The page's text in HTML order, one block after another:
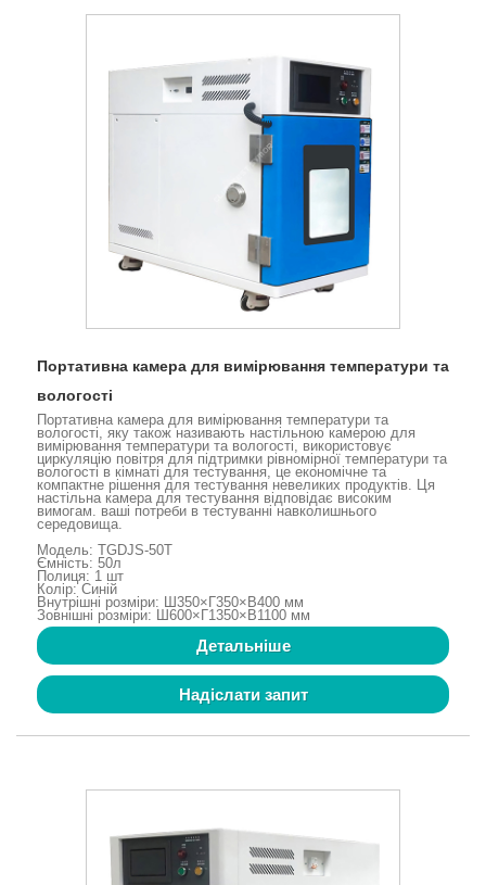
Портативна камера для вимірювання температури та
вологості
Портативна камера для вимірювання температури та
вологості, яку також називають настільною камерою для
вимірювання температури та вологості, використовує
циркуляцію повітря для підтримки рівномірної температури та
вологості в кімнаті для тестування, це економічне та
компактне рішення для тестування невеликих продуктів. Ця
настільна камера для тестування відповідає високим
вимогам. ваші потреби в тестуванні навколишнього
середовища.
Модель: TGDJS-50T
Ємність: 50л
Полиця: 1 шт
Колір: Синій
Внутрішні розміри: Ш350×Г350×В400 мм
Зовнішні розміри: Ш600×Г1350×В1100 мм
Детальніше
Надіслати запит